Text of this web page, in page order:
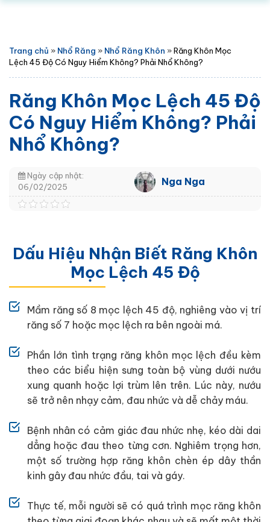
Trang chủ » Nhổ Răng » Nhổ Răng Khôn »Răng Khôn Mọc
Lệch 45 Độ Có Nguy Hiểm Không? Phải Nhổ Không?
Răng Khôn Mọc Lệch 45 Độ
Có Nguy Hiểm Không? Phải
Nhổ Không?
Ngày cập nhật:
06/02/2025
Nga Nga
Dấu Hiệu Nhận Biết Răng Khôn
Mọc Lệch 45 Độ
Mầm răng số 8 mọc lệch 45 độ, nghiêng vào vị trí
răng số 7 hoặc mọc lệch ra bên ngoài má.
Phần lớn tình trạng răng khôn mọc lệch đều kèm
theo các biểu hiện sưng toàn bộ vùng dưới nướu
xung quanh hoặc lợi trùm lên trên. Lúc này, nướu
sẽ trở nên nhạy cảm, đau nhức và dễ chảy máu.
Bệnh nhân có cảm giác đau nhức nhẹ, kéo dài dai
dẳng hoặc đau theo từng cơn. Nghiêm trọng hơn,
một số trường hợp răng khôn chèn ép dây thần
kinh gây đau nhức đầu, tai và gáy.
Thực tế, mỗi người sẽ có quá trình mọc răng khôn